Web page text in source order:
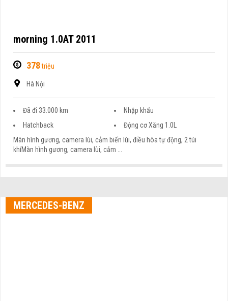
morning 1.0AT 2011
378triệu
Hà Nội
Đã đi 33.000 km
Nhập khẩu
Hatchback
Động cơ Xăng 1.0L
Màn hình gương, camera lùi, cảm biến lùi, điều hòa tự động, 2 túi
khíMàn hình gương, camera lùi, cảm ...
MERCEDES-BENZ